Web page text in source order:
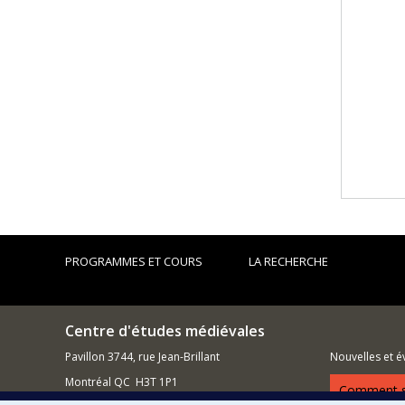
PROGRAMMES ET COURS LA RECHERCHE
Centre d'études médiévales
Pavillon 3744, rue Jean-Brillant
Montréal QC H3T 1P1
Nouvelles et
Comment